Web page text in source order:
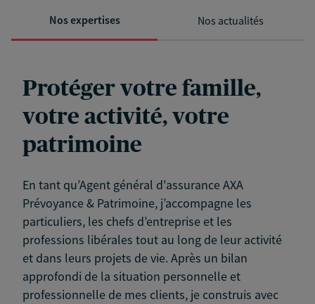
Nos expertises Nos actualités
Protéger votre famille,
votre activité, votre
patrimoine
En tant qu’Agent général d'assurance AXA
Prévoyance & Patrimoine, j’accompagne les
particuliers, les chefs d’entreprise et les
professions libérales tout au long de leur activité
et dans leurs projets de vie. Après un bilan
approfondi de la situation personnelle et
professionnelle de mes clients, je construis avec